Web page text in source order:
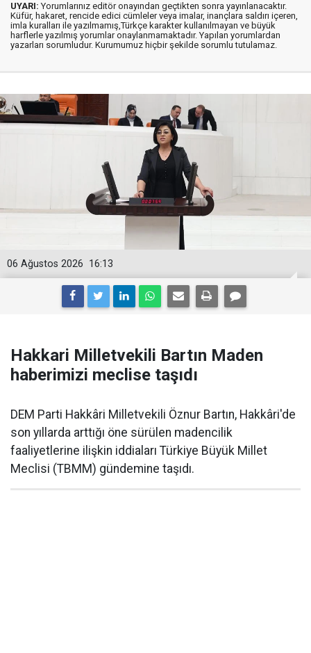
UYARI: Yorumlarınız editör onayından geçtikten sonra yayınlanacaktır.
Küfür, hakaret, rencide edici cümleler veya imalar, inançlara saldırı içeren,
imla kuralları ile yazılmamış,Türkçe karakter kullanılmayan ve büyük
harflerle yazılmış yorumlar onaylanmamaktadır. Yapılan yorumlardan
yazarları sorumludur. Kurumumuz hiçbir şekilde sorumlu tutulamaz.
16:13
06 Ağustos 2026
Hakkari Milletvekili Bartın Maden
haberimizi meclise taşıdı
DEM Parti Hakkâri Milletvekili Öznur Bartın, Hakkâri'de
son yıllarda arttığı öne sürülen madencilik
faaliyetlerine ilişkin iddiaları Türkiye Büyük Millet
Meclisi (TBMM) gündemine taşıdı.